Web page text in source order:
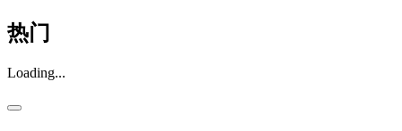
热门
Loading...